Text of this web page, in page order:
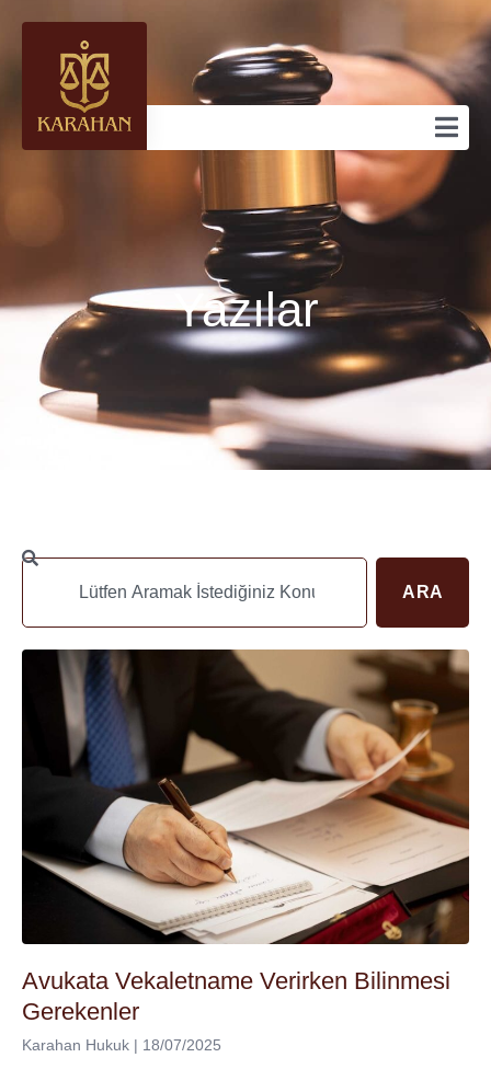
Yazılar
ARA
Avukata Vekaletname Verirken Bilinmesi
Gerekenler
Karahan Hukuk 18/07/2025